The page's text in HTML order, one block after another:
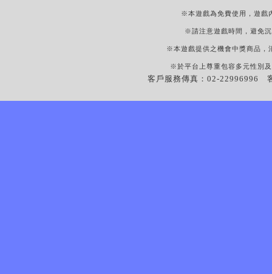
※本遊戲為免費使用，遊戲
※請注意遊戲時間，避免
※本遊戲提供之機會中獎商品，
※於平台上尊重包容多元性別
客戶服務傳真：02-22996996